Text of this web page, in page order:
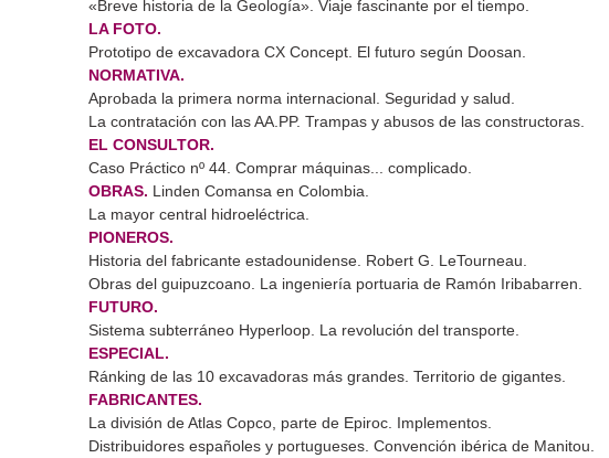
«Breve historia de la Geología». Viaje fascinante por el tiempo.
LA FOTO.
Prototipo de excavadora CX Concept. El futuro según Doosan.
NORMATIVA.
Aprobada la primera norma internacional. Seguridad y salud.
La contratación con las AA.PP. Trampas y abusos de las constructoras.
EL CONSULTOR.
Caso Práctico nº 44. Comprar máquinas... complicado.
OBRAS. Linden Comansa en Colombia.
La mayor central hidroeléctrica.
PIONEROS.
Historia del fabricante estadounidense. Robert G. LeTourneau.
Obras del guipuzcoano. La ingeniería portuaria de Ramón Iribabarren.
FUTURO.
Sistema subterráneo Hyperloop. La revolución del transporte.
ESPECIAL.
Ránking de las 10 excavadoras más grandes. Territorio de gigantes.
FABRICANTES.
La división de Atlas Copco, parte de Epiroc. Implementos.
Distribuidores españoles y portugueses. Convención ibérica de Manitou.